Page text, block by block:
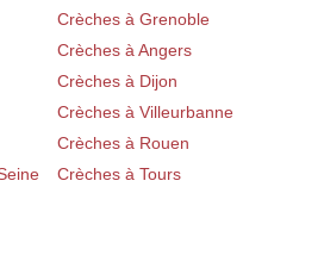
Crèches à Grenoble
Crèches à Angers
Crèches à Dijon
Crèches à Villeurbanne
Crèches à Rouen
Crèches à Tours